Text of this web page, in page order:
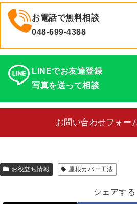
お電話で無料相談
048-699-4388
LINEでお友達登録
写真を送って相談
お問い合わせフォー
お役立ち情報 屋根カバー工法
シェアする